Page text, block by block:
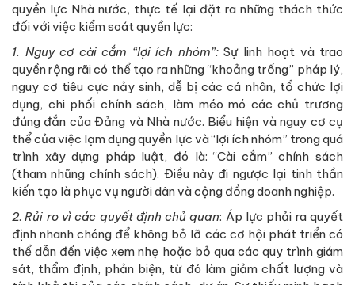
quyền lực Nhà nước, thực tế lại đặt ra những thách thức
đối với việc kiểm soát quyền lực:
1. Nguy cơ cài cắm “lợi ích nhóm”:Sự linh hoạt và trao
quyền rộng rãi có thể tạo ra những “khoảng trống” pháp lý,
nguy cơ tiêu cực nảy sinh, dễ bị các cá nhân, tổ chức lợi
dụng, chi phối chính sách, làm méo mó các chủ trương
đúng đắn của Đảng và Nhà nước. Biểu hiện và nguy cơ cụ
thể của việc lạm dụng quyền lực và “lợi ích nhóm” trong quá
trình xây dựng pháp luật, đó là: “Cài cắm” chính sách
(tham nhũng chính sách). Điều này đi ngược lại tinh thần
kiến tạo là phục vụ người dân và cộng đồng doanh nghiệp.
2.Rủi ro vì các quyết định chủ quan: Áp lực phải ra quyết
định nhanh chóng để không bỏ lỡ các cơ hội phát triển có
thể dẫn đến việc xem nhẹ hoặc bỏ qua các quy trình giám
sát, thẩm định, phản biện, từ đó làm giảm chất lượng và